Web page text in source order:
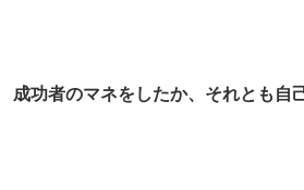
成功者のマネをしたか、それとも自